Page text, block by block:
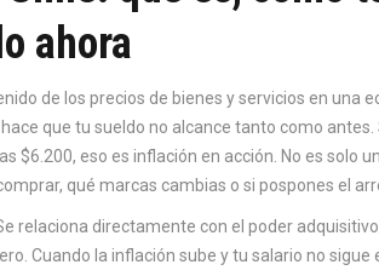
ahora
de los precios de bienes y servicios en una
hace que tu sueldo no alcance tanto como
$6.200, eso es inflación en acción. No es solo
qué marcas cambias o si pospones el
relaciona directamente con el poder adquisitivo
. Cuando la inflación sube y tu salario no